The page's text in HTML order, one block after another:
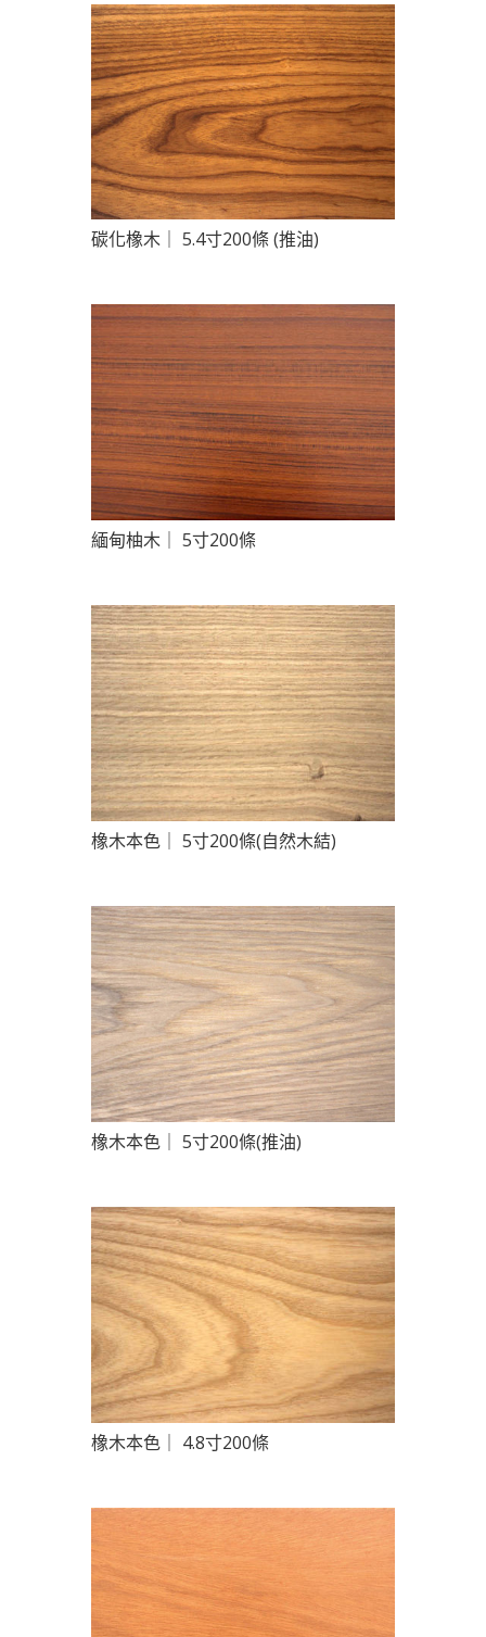
碳化橡木｜ 5.4寸200條 (推油)
緬甸柚木｜ 5寸200條
橡木本色｜ 5寸200條(自然木結)
橡木本色｜ 5寸200條(推油)
橡木本色｜ 4.8寸200條